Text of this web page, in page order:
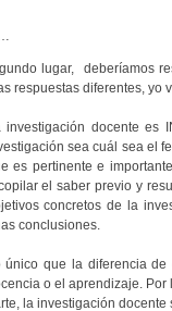
lugar, deberíamos
respuestas diferentes, yo
investigación docente es
sea cuál sea el
es pertinente e
el saber previo y
concretos de la
conclusiones.
único que la diferencia
o el aprendizaje. Por
la investigación